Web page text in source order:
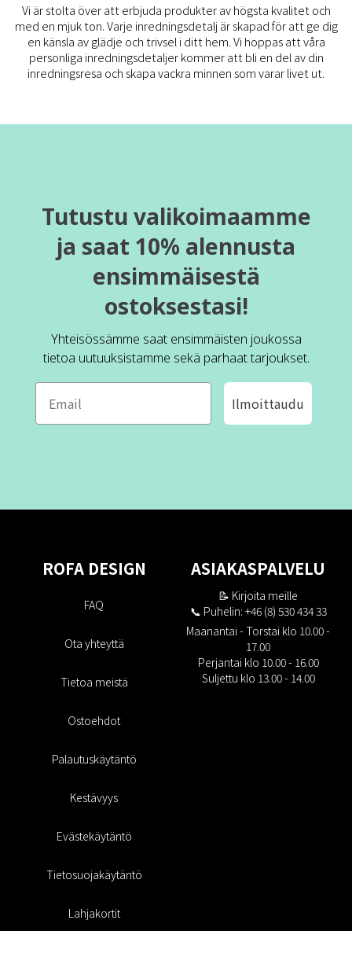
Vi är stolta över att erbjuda produkter av högsta kvalitet och
med en mjuk ton. Varje inredningsdetalj är skapad för att ge dig
en känsla av glädje och trivsel i ditt hem. Vi hoppas att våra
personliga inredningsdetaljer kommer att bli en del av din
inredningsresa och skapa vackra minnen som varar livet ut.
Tutustu valikoimaamme
ja saat 10% alennusta
ensimmäisestä
ostoksestasi!
Yhteisössämme saat ensimmäisten joukossa
tietoa uutuuksistamme sekä parhaat tarjoukset.
Ilmoittaudu
ROFA DESIGN
FAQ
Ota yhteyttä
Tietoa meistä
Ostoehdot
Palautuskäytäntö
Kestävyys
Evästekäytäntö
Tietosuojakäytäntö
Lahjakortit
ASIAKASPALVELU
📝 Kirjoita meille
📞 Puhelin: +46 (8) 530 434 33
Maanantai - Torstai klo 10.00 -
17.00
Perjantai klo 10.00 - 16.00
Suljettu klo 13.00 - 14.00